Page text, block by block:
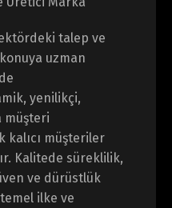
talep ve
uzman
yenilikçi,
müşteri
kalıcı müşteriler
Kalitede süreklilik,
ve dürüstlük
ilke ve